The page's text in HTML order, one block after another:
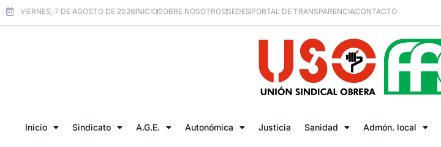
VIERNES, 7 DE AGOSTO DE 2026INICIOSOBRE NOSOTROSSEDESPORTAL DE TRANSPARENCIACONTACTO
Inicio Sindicato A.G.E. Autonómica Justicia Sanidad Admón. local